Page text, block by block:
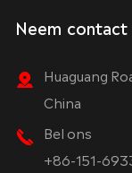
Neem
Huaguang
China
Bel ons
+86-151-